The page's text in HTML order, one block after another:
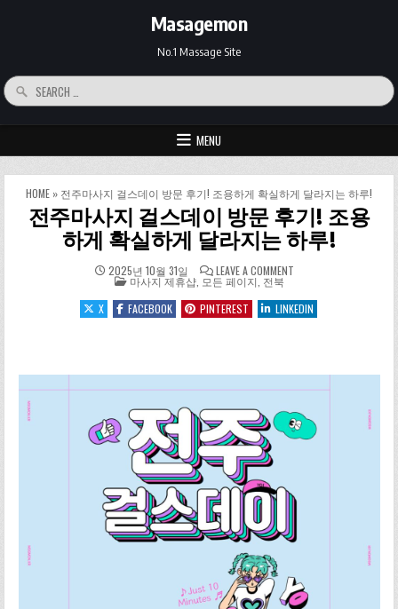
Masagemon
No.1 Massage Site
Search for:
MENU
HOME » 전주마사지 걸스데이 방문 후기! 조용하게 확실하게 달라지는 하루!
전주마사지 걸스데이 방문 후기! 조용
하게 확실하게 달라지는 하루!
2025년 10월 31일 LEAVE A COMMENT
POSTED IN
마사지 제휴샵, 모든 페이지 전북
X
FACEBOOK PINTEREST LINKEDIN